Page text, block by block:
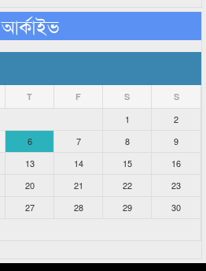
আর্কাইভ
T F S S
1
2
6 7 8
9
13 14 15
16
20 21 22
23
27 28 29
30